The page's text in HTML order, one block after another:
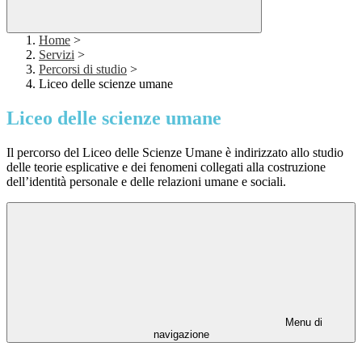
Home >
Servizi >
Percorsi di studio >
Liceo delle scienze umane
Liceo delle scienze umane
Il percorso del Liceo delle Scienze Umane è indirizzato allo studio
delle teorie esplicative e dei fenomeni collegati alla costruzione
dell’identità personale e delle relazioni umane e sociali.
Menu di
navigazione